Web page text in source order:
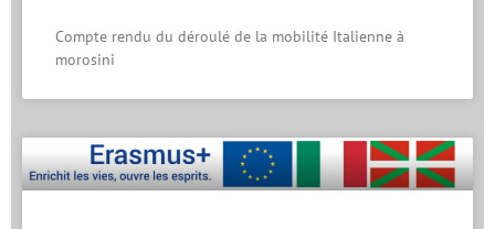
Compte rendu du déroulé de la mobilité Italienne à
morosini